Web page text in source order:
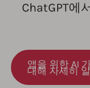
ChatGPT에
앱을 위한 AI
대해 자세히